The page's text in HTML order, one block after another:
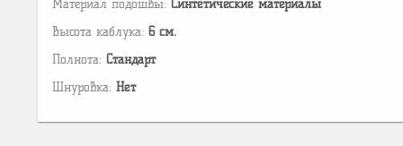
Материал подошвы: Cинтетические материалы
Высота каблука: 6 см.
Полнота: Стандарт
Шнуровка: Нет